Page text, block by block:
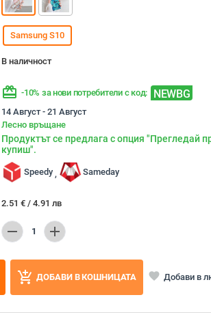
Samsung S10
В наличност
redeem -10% за нови потребители с код: NEWBG
14 Август - 21 Август
Лесно връщане
Продуктът се предлага с опция "Прегледай
купиш".
Speedy , Sameday
2.51 € / 4.91 лв
remove 1 add
add_shopping_cart ДОБАВИ В КОШНИЦАТА favorite Добави в